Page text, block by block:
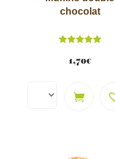
chocolat
5.00
sur 5
1,70€